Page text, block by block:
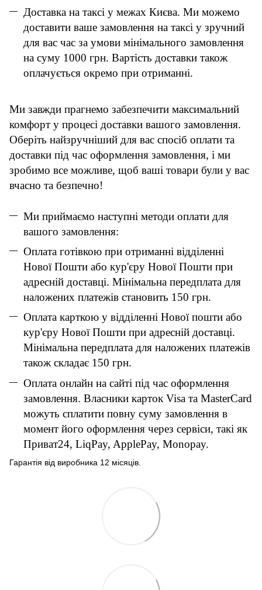
Доставка на таксі у межах Києва. Ми можемо
доставити ваше замовлення на таксі у зручний
для вас час за умови мінімального замовлення
на суму 1000 грн. Вартість доставки також
оплачується окремо при отриманні.
Ми завжди прагнемо забезпечити максимальний
комфорт у процесі доставки вашого замовлення.
Оберіть найзручніший для вас спосіб оплати та
доставки під час оформлення замовлення, і ми
зробимо все можливе, щоб ваші товари були у вас
вчасно та безпечно!
Ми приймаємо наступні методи оплати для
вашого замовлення:
Оплата готівкою при отриманні відділенні
Нової Пошти або кур'єру Нової Пошти при
адресній доставці. Мінімальна передплата для
наложених платежів становить 150 грн.
Оплата карткою у відділенні Нової пошти або
кур'єру Нової Пошти при адресній доставці.
Мінімальна передплата для наложених платежів
також складає 150 грн.
Оплата онлайн на сайті під час оформлення
замовлення. Власники карток Visa та MasterCard
можуть сплатити повну суму замовлення в
момент його оформлення через сервіси, такі як
Приват24, LiqPay, ApplePay, Monopay.
Гарантія від виробника 12 місяців.